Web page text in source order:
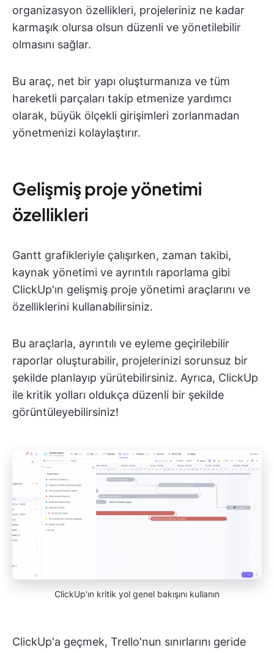
organizasyon özellikleri, projeleriniz ne kadar
karmaşık olursa olsun düzenli ve yönetilebilir
olmasını sağlar.
Bu araç, net bir yapı oluşturmanıza ve tüm
hareketli parçaları takip etmenize yardımcı
olarak, büyük ölçekli girişimleri zorlanmadan
yönetmenizi kolaylaştırır.
Gelişmiş proje yönetimi
özellikleri
Gantt grafikleriyle çalışırken, zaman takibi,
kaynak yönetimi ve ayrıntılı raporlama gibi
ClickUp'ın gelişmiş proje yönetimi araçlarını ve
özelliklerini kullanabilirsiniz.
Bu araçlarla, ayrıntılı ve eyleme geçirilebilir
raporlar oluşturabilir, projelerinizi sorunsuz bir
şekilde planlayıp yürütebilirsiniz. Ayrıca, ClickUp
ile kritik yolları oldukça düzenli bir şekilde
görüntüleyebilirsiniz!
ClickUp'ın kritik yol genel bakışını kullanın
ClickUp'a geçmek, Trello'nun sınırlarını geride